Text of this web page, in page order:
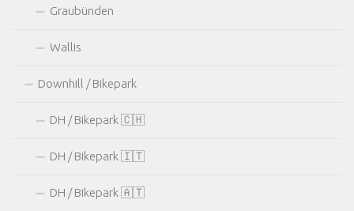
Graubünden
Wallis
Downhill / Bikepark
DH / Bikepark 🇨🇭
DH / Bikepark 🇮🇹
DH / Bikepark 🇦🇹